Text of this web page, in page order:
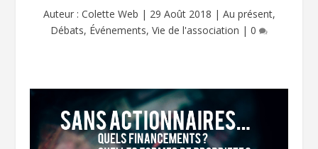
Auteur : Colette Web | 29 Août 2018 | Au présent,
Débats, Événements, Vie de l'association | 0